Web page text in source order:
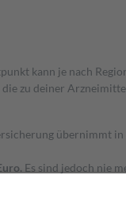
kann je nach
zu deiner
übernimmt
Es sind jedoch nie